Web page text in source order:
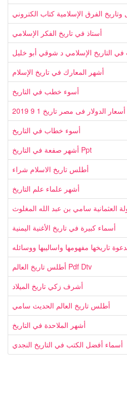
الفرق الإسلامية كتاب الكتروني
أستاذ في تاريخ الفكر الإسلامي
التاريخ الإسلامي د شوقي أبو خليل
أشهر المعارك في تاريخ الإسلام
أسوء خطب في التاريخ
أسعار الدولار فى مصر تاريخ 1 9 2019
أسوء خطاب في التاريخ
أشهر صفعة في التاريخ Ppt
أطلس تاريخ الاسلام شراء
أشهر علماء علم التاريخ
العثمانية سامي بن عبد الله المغلوث
أسماء كبيرة في تاريخ الأغنية اليمنية
تاريخها مفهومها واساليبها ووسائله
أطلس تاريخ العالم Pdf Dtv
أشرف زكي تاريخ الميلاد
أطلس تاريخ العالم الحديث سامي
أشهر الملاحدة في التاريخ
أسماء أفضل الكتب في التاريخ النجدي